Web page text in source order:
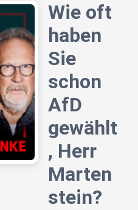
Wie oft
haben
Sie
schon
AfD
gewählt
, Herr
Marten
stein?